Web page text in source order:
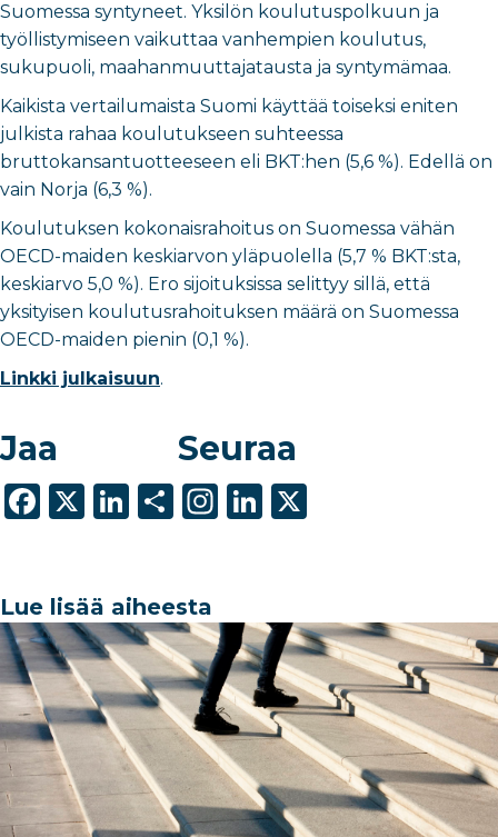
Suomessa syntyneet. Yksilön koulutuspolkuun ja
työllistymiseen vaikuttaa vanhempien koulutus,
sukupuoli, maahanmuuttajatausta ja syntymämaa.
Kaikista vertailumaista Suomi käyttää toiseksi eniten
julkista rahaa koulutukseen suhteessa
bruttokansantuotteeseen eli BKT:hen (5,6 %). Edellä on
vain Norja (6,3 %).
Koulutuksen kokonaisrahoitus on Suomessa vähän
OECD-maiden keskiarvon yläpuolella (5,7 % BKT:sta,
keskiarvo 5,0 %). Ero sijoituksissa selittyy sillä, että
yksityisen koulutusrahoituksen määrä on Suomessa
OECD-maiden pienin (0,1 %).
Linkki julkaisuun.
Jaa
F
e
b
o
o
k
X
Li
e
dI
n
S
e
Seuraa
In
ra
m
Li
dI
n
Lue lisää aiheesta